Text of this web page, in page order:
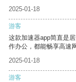
2025-01-18
游客
这款加速器app简直是
作办公，都能畅享高速
2025-01-18
游客